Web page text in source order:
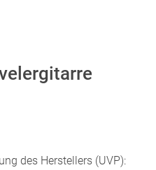
des Herstellers (UVP):